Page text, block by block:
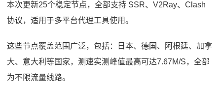
本次更新25个稳定节点，全部支持 SSR、V2Ray、Clash
协议，适用于多平台代理工具使用。
这些节点覆盖范围广泛，包括：日本、德国、阿根廷、加拿
大、意大利等国家，测速实测峰值最高可达7.67M/S，全部
为不限流量线路。